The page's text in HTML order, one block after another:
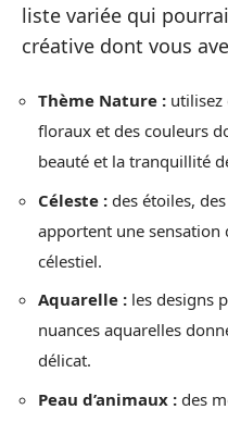
liste variée qui
créative dont vous
Thème Nature : utilisez
floraux et des couleurs
beauté et la tranquillité
Céleste : des étoiles,
apportent une sensation
célestiel.
Aquarelle : les designs
nuances aquarelles
délicat.
Peau d’animaux : des